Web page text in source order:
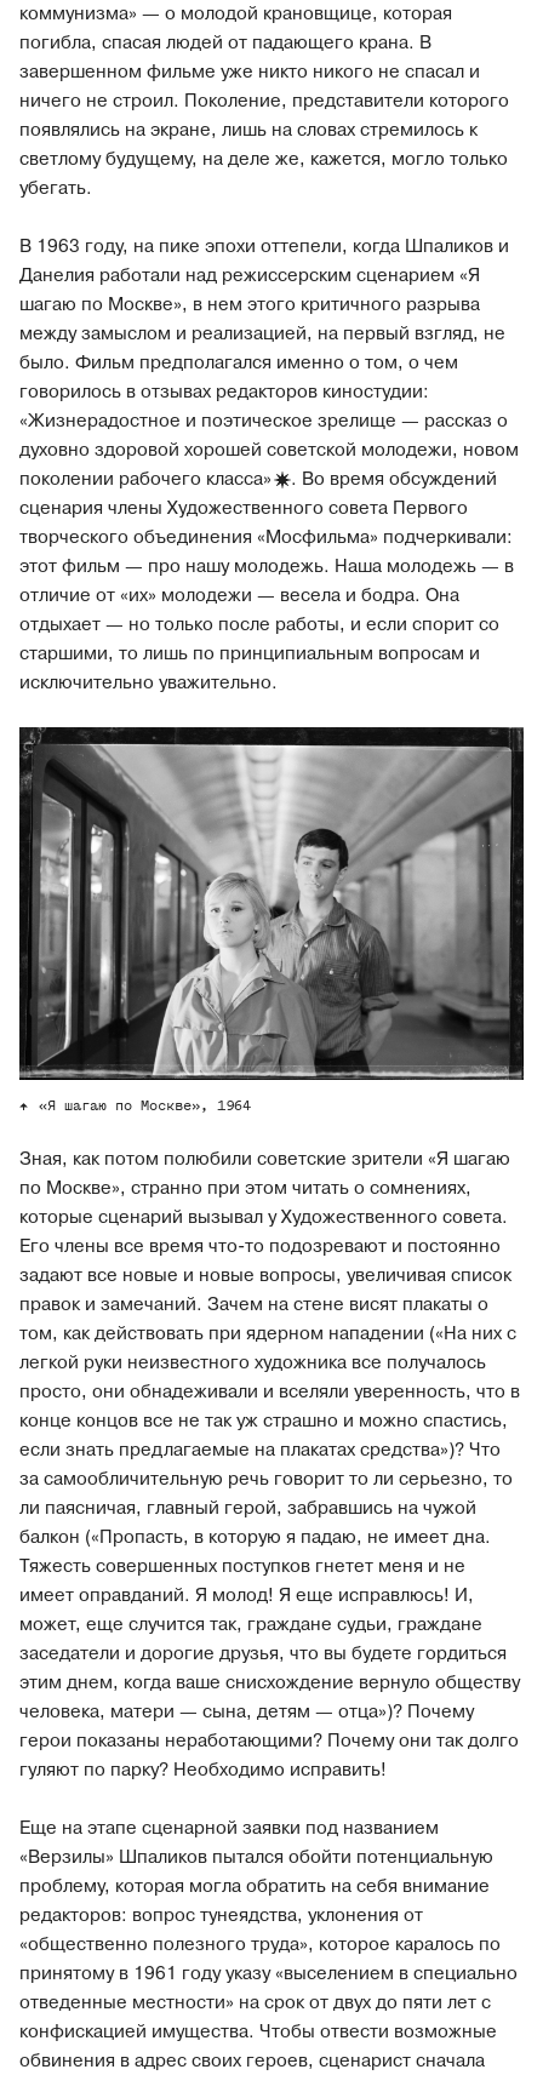
коммунизма» — о молодой крановщице, которая
погибла, спасая людей от падающего крана. В
завершенном фильме уже никто никого не спасал и
ничего не строил. Поколение, представители которого
появлялись на экране, лишь на словах стремилось к
светлому будущему, на деле же, кажется, могло только
убегать.
В 1963 году, на пике эпохи оттепели, когда Шпаликов и
Данелия работали над режиссерским сценарием «Я
шагаю по Москве», в нем этого критичного разрыва
между замыслом и реализацией, на первый взгляд, не
было. Фильм предполагался именно о том, о чем
говорилось в отзывах редакторов киностудии:
«Жизнерадостное и поэтическое зрелище — рассказ о
духовно здоровой хорошей советской молодежи, новом
поколении рабочего класса»
. Во время обсуждений
сценария члены Художественного совета Первого
творческого объединения «Мосфильма» подчеркивали:
этот фильм — про нашу молодежь. Наша молодежь — в
отличие от «их» молодежи — весела и бодра. Она
отдыхает — но только после работы, и если спорит со
старшими, то лишь по принципиальным вопросам и
исключительно уважительно.
«Я шагаю по Москве», 1964
Зная, как потом полюбили советские зрители «Я шагаю
по Москве», странно при этом читать о сомнениях,
которые сценарий вызывал у Художественного совета.
Его члены все время что-то подозревают и постоянно
задают все новые и новые вопросы, увеличивая список
правок и замечаний. Зачем на стене висят плакаты о
том, как действовать при ядерном нападении («На них с
легкой руки неизвестного художника все получалось
просто, они обнадеживали и вселяли уверенность, что в
конце концов все не так уж страшно и можно спастись,
если знать предлагаемые на плакатах средства»)? Что
за самообличительную речь говорит то ли серьезно, то
ли паясничая, главный герой, забравшись на чужой
балкон («Пропасть, в которую я падаю, не имеет дна.
Тяжесть совершенных поступков гнетет меня и не
имеет оправданий. Я молод! Я еще исправлюсь! И,
может, еще случится так, граждане судьи, граждане
заседатели и дорогие друзья, что вы будете гордиться
этим днем, когда ваше снисхождение вернуло обществу
человека, матери — сына, детям — отца»)? Почему
герои показаны неработающими? Почему они так долго
гуляют по парку? Необходимо исправить!
Еще на этапе сценарной заявки под названием
«Верзилы» Шпаликов пытался обойти потенциальную
проблему, которая могла обратить на себя внимание
редакторов: вопрос тунеядства, уклонения от
«общественно полезного труда», которое каралось по
принятому в 1961 году указу «выселением в специально
отведенные местности» на срок от двух до пяти лет с
конфискацией имущества. Чтобы отвести возможные
обвинения в адрес своих героев, сценарист сначала